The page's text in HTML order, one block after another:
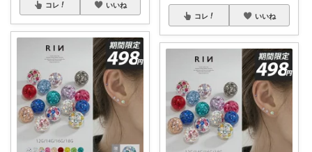
コレ いいね
コレ いいね